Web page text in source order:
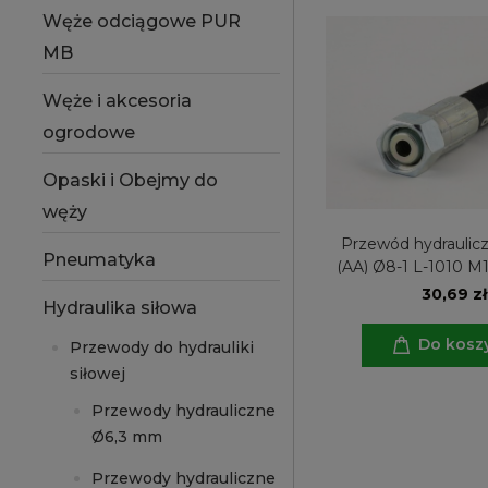
Węże odciągowe PUR
MB
Węże i akcesoria
ogrodowe
Opaski i Obejmy do
węży
Pneumatyka
Hydraulika siłowa
Przewody do hydrauliki
siłowej
Przewody hydrauliczne
Ø6,3 mm
Przewody hydrauliczne
Przewód
(AA) Ø8-1 L-1010
30,69 zł
Do